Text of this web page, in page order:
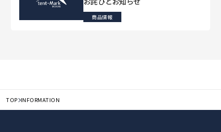
商品情報
TOP INFORMATION